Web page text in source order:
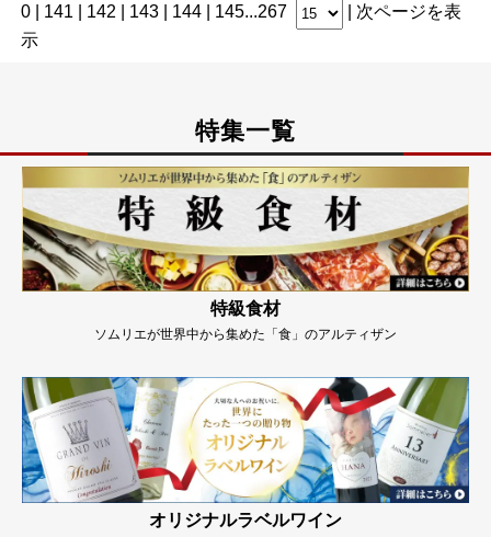
0| 141| 142| 143| 144| 145...267
次ページを表
示
特集一覧
特級食材
ソムリエが世界中から集めた「食」のアルティザン
オリジナルラベルワイン